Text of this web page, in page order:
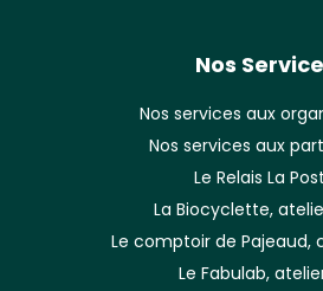
Nos
Nos services aux
Nos services aux
Le Relais La
La Biocyclette,
Le comptoir de Pajeaud,
Le Fabulab,